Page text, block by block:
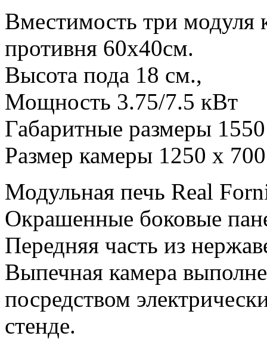
Вместимость три модуля
противня 60х40см.
Высота пода 18 см.,
Мощность 3.75/7.5 кВт
Габаритные размеры
Размер камеры 1250 х
Модульная печь Real
Окрашенные боковые
Передняя часть из
Выпечная камера
посредством
стенде.